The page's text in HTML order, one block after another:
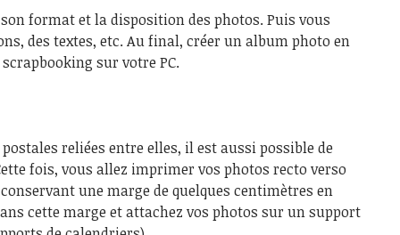
format et la disposition des photos. Puis vous
des textes, etc. Au final, créer un album photo en
sur votre PC.
reliées entre elles, il est aussi possible de
fois, vous allez imprimer vos photos recto verso
une marge de quelques centimètres en
cette marge et attachez vos photos sur un support